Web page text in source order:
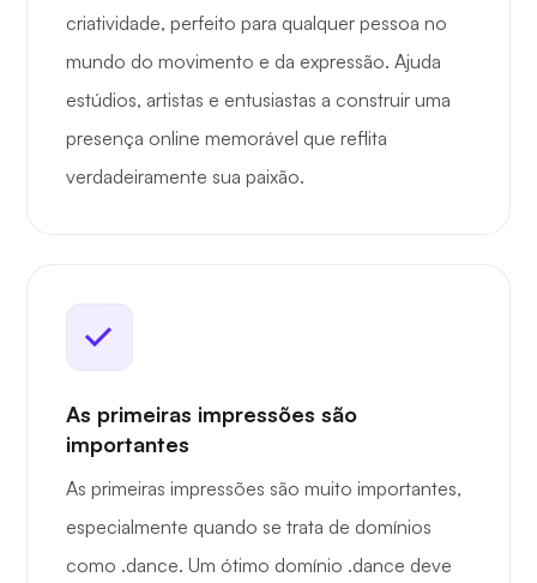
criatividade, perfeito para qualquer pessoa no
mundo do movimento e da expressão. Ajuda
estúdios, artistas e entusiastas a construir uma
presença online memorável que reflita
verdadeiramente sua paixão.
As primeiras impressões são
importantes
As primeiras impressões são muito importantes,
especialmente quando se trata de domínios
como .dance. Um ótimo domínio .dance deve